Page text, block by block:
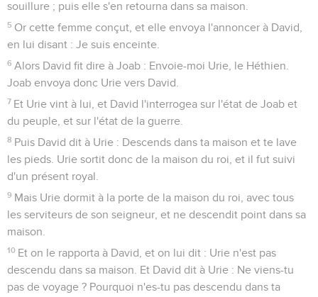
souillure ; puis elle s'en retourna dans sa maison.
5 Or cette femme conçut, et elle envoya l'annoncer à David,
en lui disant : Je suis enceinte.
6 Alors David fit dire à Joab : Envoie-moi Urie, le Héthien.
Joab envoya donc Urie vers David.
7 Et Urie vint à lui, et David l'interrogea sur l'état de Joab et
du peuple, et sur l'état de la guerre.
8 Puis David dit à Urie : Descends dans ta maison et te lave
les pieds. Urie sortit donc de la maison du roi, et il fut suivi
d'un présent royal.
9 Mais Urie dormit à la porte de la maison du roi, avec tous
les serviteurs de son seigneur, et ne descendit point dans sa
maison.
10 Et on le rapporta à David, et on lui dit : Urie n'est pas
descendu dans sa maison. Et David dit à Urie : Ne viens-tu
pas de voyage ? Pourquoi n'es-tu pas descendu dans ta